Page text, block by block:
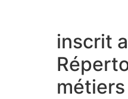
inscrit
métiers